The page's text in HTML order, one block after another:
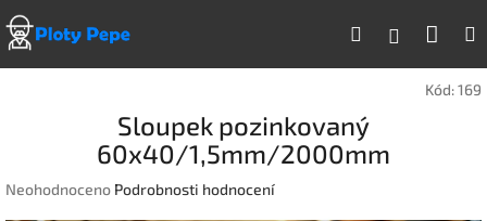
na
obsah
Hledat
Kód:169
Sloupek pozinkovaný
60x40/1,5mm/2000mm
Průměrné
Neohodnoceno Podrobnosti hodnocení